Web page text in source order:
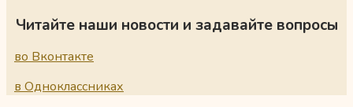
Читайте наши новости и задавайте вопросы
во Вконтакте
в Одноклассниках